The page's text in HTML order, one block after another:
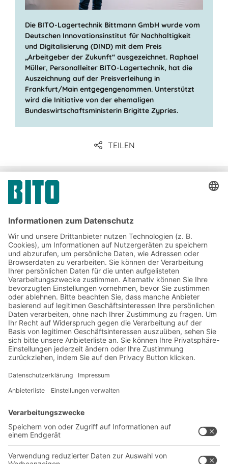
Die BITO-Lagertechnik Bittmann GmbH wurde vom
Deutschen Innovationsinstitut für Nachhaltigkeit
und Digitalisierung (DIND) mit dem Preis
„Arbeitgeber der Zukunft“ ausgezeichnet. Raphael
Müller, Personalleiter BITO-Lagertechnik, hat die
Auszeichnung auf der Preisverleihung in
Frankfurt/Main entgegengenommen. Unterstützt
wird die Initiative von der ehemaligen
Bundeswirtschaftsministerin Brigitte Zypries.
TEILEN
Unternehmenskommunikation
& Presse
Jetzt beim BITO Newsletter
anmelden:
Lager- & Logistiknews
Exklusive Rabatte
Neuheiten
Newsletter abonnieren
Lösungen
Intralogistiklösungen
Regalsysteme
Kontaktformular